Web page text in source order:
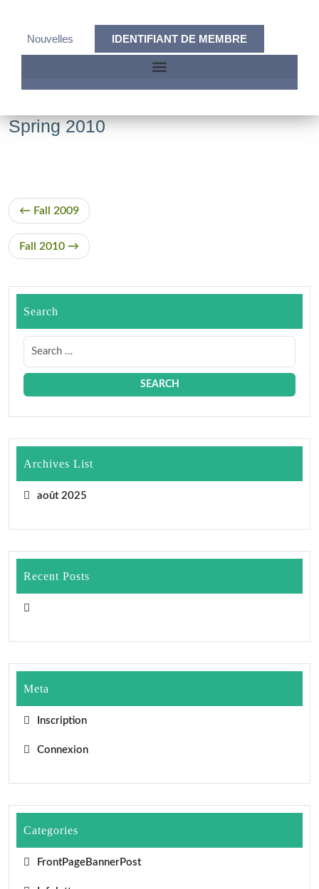
Nouvelles IDENTIFIANT DE MEMBRE
Spring 2010
Fall 2009
Fall 2010
Search
Archives List
août 2025
Recent Posts
Meta
Inscription
Connexion
Categories
FrontPageBannerPost